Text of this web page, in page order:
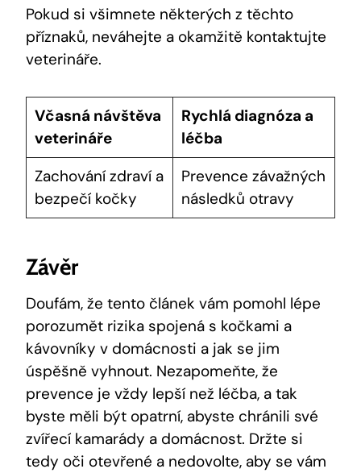
Pokud si všimnete některých z těchto
příznaků, neváhejte a okamžitě kontaktujte
veterináře.
Včasná návštěva
veterináře
Rychlá diagnóza a
léčba
Zachování zdraví a
bezpečí kočky
Prevence závažných
následků otravy
Závěr
Doufám, že tento článek vám pomohl lépe
porozumět rizika spojená s kočkami a
kávovníky v domácnosti a jak se jim
úspěšně vyhnout. Nezapomeňte, že
prevence je vždy lepší než léčba, a tak
byste měli být opatrní, abyste chránili své
zvířecí kamarády a domácnost. Držte si
tedy oči otevřené a nedovolte, aby se vám